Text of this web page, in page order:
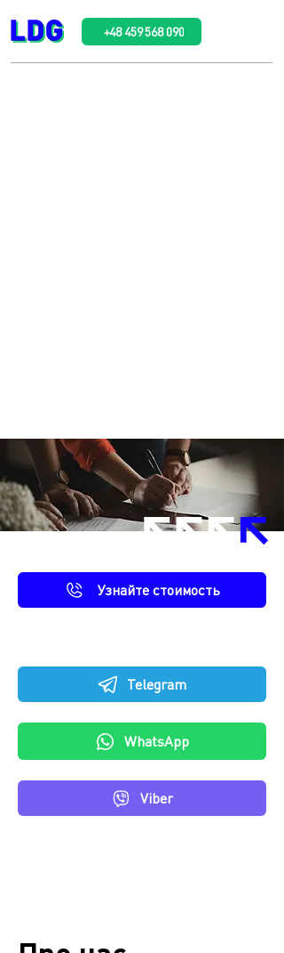
+48 459 568 090
Telegram
WhatsApp
Узнайте стоимость
Viber